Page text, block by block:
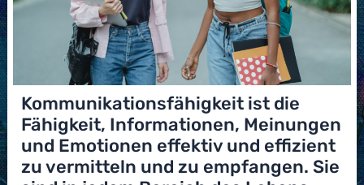
Kommunikationsfähigkeit ist die
Fähigkeit, Informationen, Meinungen
und Emotionen effektiv und effizient
zu vermitteln und zu empfangen. Sie